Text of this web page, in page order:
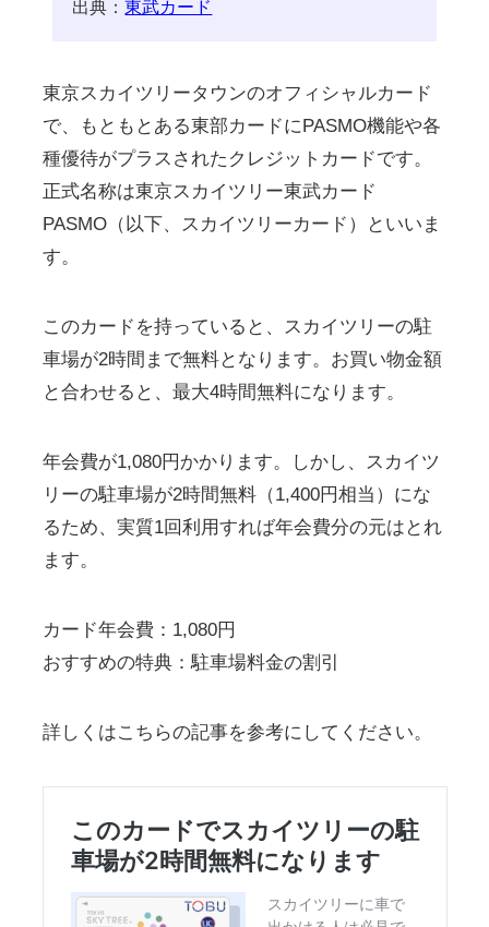
出典：東武カード
東京スカイツリータウンのオフィシャルカード
で、もともとある東部カードにPASMO機能や各
種優待がプラスされたクレジットカードです。
正式名称は東京スカイツリー東武カード
PASMO（以下、スカイツリーカード）といいま
す。
このカードを持っていると、スカイツリーの駐
車場が2時間まで無料となります。お買い物金額
と合わせると、最大4時間無料になります。
年会費が1,080円かかります。しかし、スカイツ
リーの駐車場が2時間無料（1,400円相当）にな
るため、実質1回利用すれば年会費分の元はとれ
ます。
カード年会費：1,080円
おすすめの特典：駐車場料金の割引
詳しくはこちらの記事を参考にしてください。